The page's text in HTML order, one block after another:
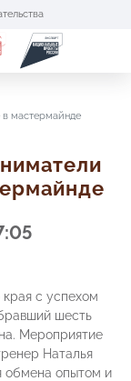
мастермайнде
с успехом
шесть
Мероприятие
Наталья
обмена опытом и